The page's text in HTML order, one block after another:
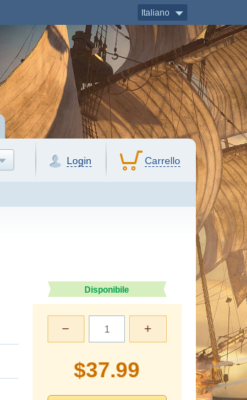
Italiano
Login Carrello
Disponibile
+
−
$37.99